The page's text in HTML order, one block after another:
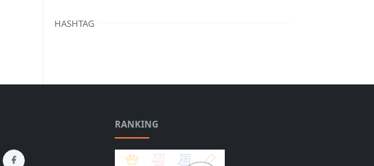
HASHTAG
RANKING